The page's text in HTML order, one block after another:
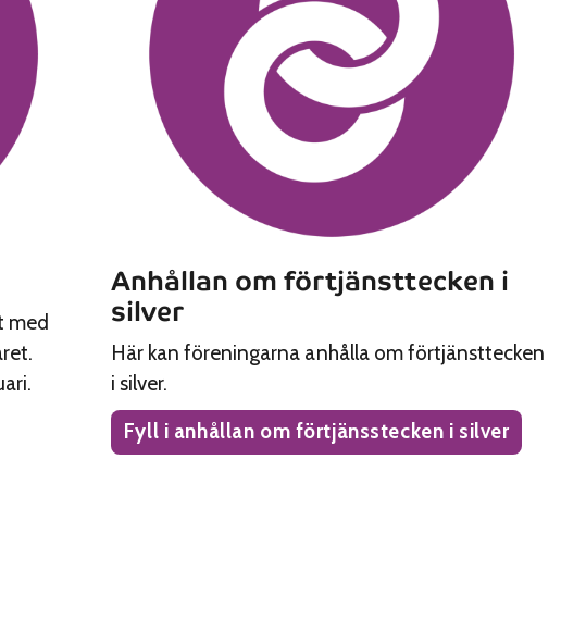
med
Anhållan om förtjänsttecken i
silver
Här kan föreningarna anhålla om förtjänsttecken
i silver.
Fyll i anhållan om förtjänsstecken i silver